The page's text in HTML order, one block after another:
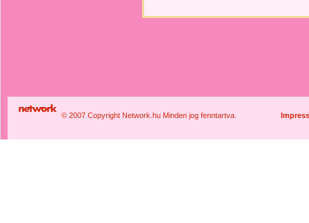
© 2007 Copyright Network.hu Minden jog fenntartva.